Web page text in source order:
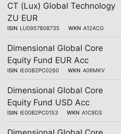
CT (Lux) Global Technology
ZU EUR
ISIN LU0957808735 WKN A12ACG
Dimensional Global Core
Equity Fund EUR Acc
ISIN IE00B2PC0260 WKN A0RMKV
Dimensional Global Core
Equity Fund USD Acc
ISIN IE00B2PC0153 WKN A1C9DS